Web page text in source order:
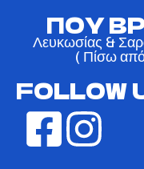
ΠΟΥ
Λευκωσίας &
( Πίσω
FOLLOW